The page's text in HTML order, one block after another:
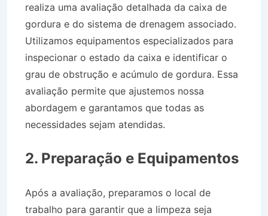
realiza uma avaliação detalhada da caixa de
gordura e do sistema de drenagem associado.
Utilizamos equipamentos especializados para
inspecionar o estado da caixa e identificar o
grau de obstrução e acúmulo de gordura. Essa
avaliação permite que ajustemos nossa
abordagem e garantamos que todas as
necessidades sejam atendidas.
2. Preparação e Equipamentos
Após a avaliação, preparamos o local de
trabalho para garantir que a limpeza seja